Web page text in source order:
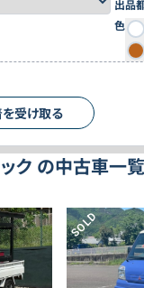
出品
色
受け取る
ク の中古車一覧
SOLD